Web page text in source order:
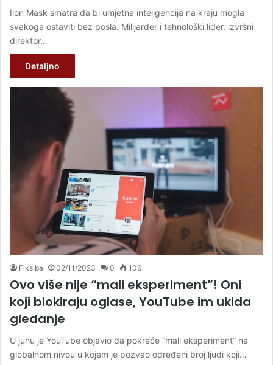
Ilon Mask smatra da bi umjetna inteligencija na kraju mogla
svakoga ostaviti bez posla. Milijarder i tehnološki lider, izvršni
direktor…
Detaljno
Fiks.ba 02/11/2023 0 106
Ovo više nije “mali eksperiment”! Oni
koji blokiraju oglase, YouTube im ukida
gledanje
U junu je YouTube objavio da pokreće “mali eksperiment” na
globalnom nivou u kojem je pozvao određeni broj ljudi koji…